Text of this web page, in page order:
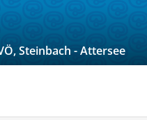
Steinbach - Attersee